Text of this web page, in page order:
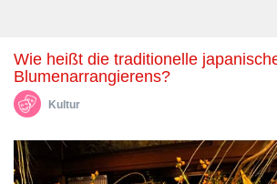
Wie heißt die traditionelle japanische Kunst des
Blumenarrangierens?
Kultur